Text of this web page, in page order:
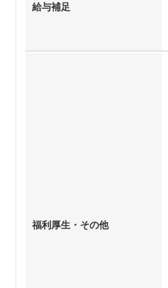
給与補足
福利厚生・その他